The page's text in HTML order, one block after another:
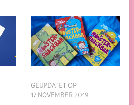
GEÜPDATET OP
17 NOVEMBER 2019